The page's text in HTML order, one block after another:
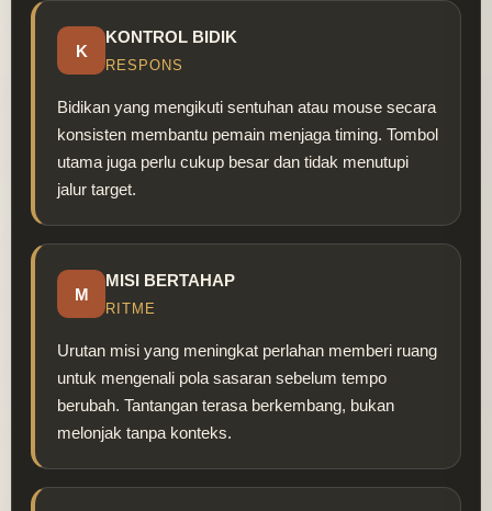
K
KONTROL BIDIK
RESPONS
Bidikan yang mengikuti sentuhan atau mouse secara
konsisten membantu pemain menjaga timing. Tombol
utama juga perlu cukup besar dan tidak menutupi
jalur target.
M
MISI BERTAHAP
RITME
Urutan misi yang meningkat perlahan memberi ruang
untuk mengenali pola sasaran sebelum tempo
berubah. Tantangan terasa berkembang, bukan
melonjak tanpa konteks.